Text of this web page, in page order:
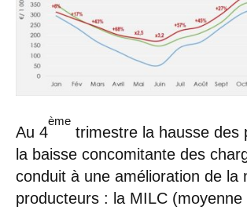
Au 4
ème
trimestre la hausse des
la baisse concomitante des
conduit à une amélioration de la
producteurs : la MILC (moyenne